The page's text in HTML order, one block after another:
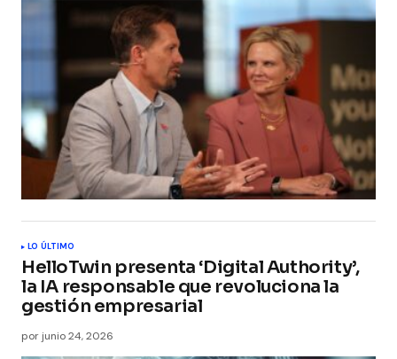
LO ÚLTIMO
HelloTwin presenta ‘Digital Authority’,
la IA responsable que revoluciona la
gestión empresarial
por junio 24, 2026